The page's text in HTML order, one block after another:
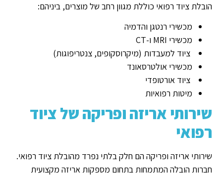
הובלת ציוד רפואי כוללת מגוון רחב של מוצרים, ביניהם:
מכשירי רנטגן והדמיה
מכשירי MRI ו-CT
ציוד למעבדות (מיקרוסקופים, צנטריפוגות)
מכשירי אולטרסאונד
ציוד אורטופדי
מיטות רפואיות
שירותי אריזה ופריקה של ציוד
רפואי
שירותי אריזה ופריקה הם חלק בלתי נפרד מהובלת ציוד רפואי.
חברות הובלה המתמחות בתחום מספקות אריזה מקצועית